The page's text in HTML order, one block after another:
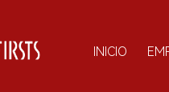
INICIO